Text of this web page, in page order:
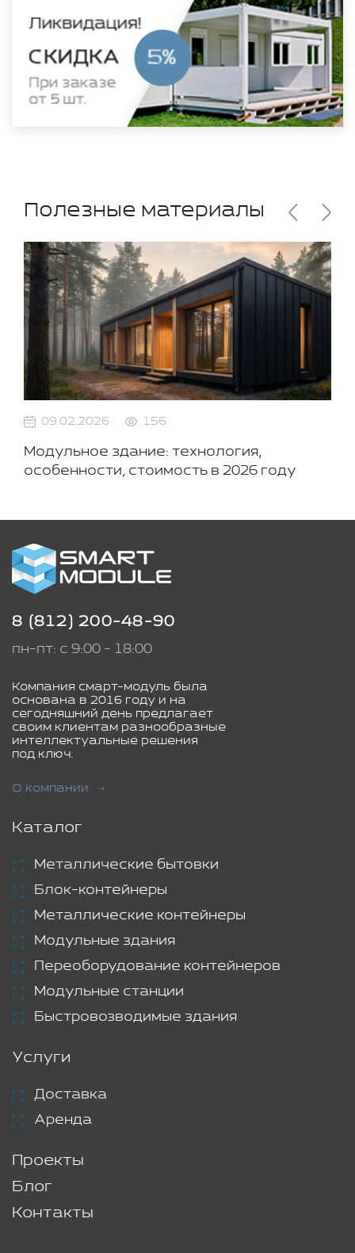
Полезные материалы
09.02.2026 156
Модульное здание: технология,
особенности, стоимость в 2026 году
8 (812) 200-48-90
пн-пт: с 9:00 - 18:00
Компания смарт-модуль была
основана в 2016 году и на
сегодняшний день предлагает
своим клиентам разнообразные
интеллектуальные решения
под ключ.
О компании
Каталог
Металлические бытовки
Блок-контейнеры
Металлические контейнеры
Модульные здания
Переоборудование контейнеров
Модульные станции
Быстровозводимые здания
Услуги
Доставка
Аренда
Проекты
Блог
Контакты